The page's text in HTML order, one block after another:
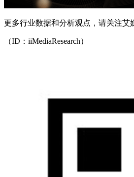
更多行业数据和分析观点，请关注艾
（ID：iiMediaResearch）